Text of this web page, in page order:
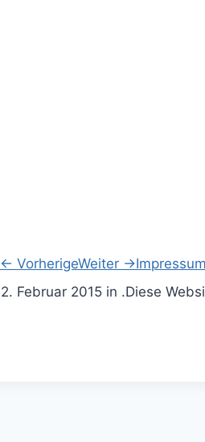
← VorherigeWeiter →Impressum
2. Februar 2015 in .Diese